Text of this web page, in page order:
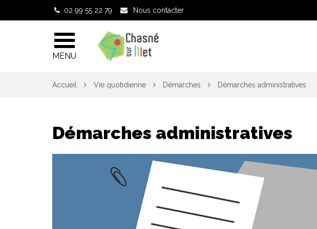
02 99 55 22 79 Nous contacter
MENU
Accueil Vie quotidienne Démarches Démarches administratives
Démarches administratives